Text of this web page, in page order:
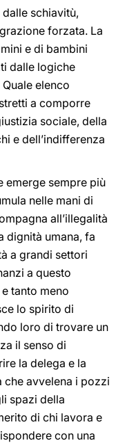
schiavitù,
forzata. La
e di bambini
dalle logiche
elenco
a comporre
sociale, della
e dell’indifferenza
emerge sempre più
nelle mani di
all’illegalità
dignità umana, fa
a grandi settori
a questo
tanto meno
lo spirito di
loro di trovare un
il senso di
la delega e la
avvelena i pozzi
spazi della
di chi lavora e
con una